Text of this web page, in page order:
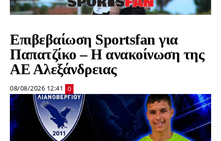
Επιβεβαίωση Sportsfan για
Παπατζίκο – Η ανακοίνωση της
ΑΕ Αλεξάνδρειας
08/08/2026 12:41 0